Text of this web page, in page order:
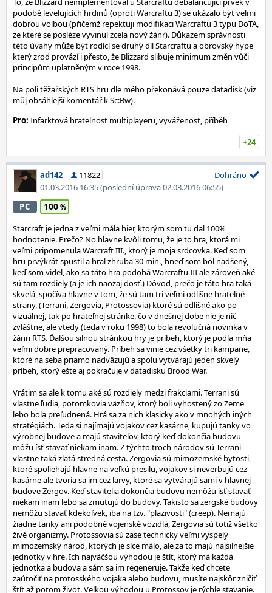
podobě levelujících hrdinů (oproti Warcraftu 3) se ukázalo být velmi
dobrou volbou (přičemž repektuji modifikaci Warcraftu 3 typu DoTA,
ze které se posléze vyvinul zcela nový žánr). Důkazem správnosti
této úvahy může být rodící se druhý díl Starcraftu a obrovský hype
který zrod provází i přesto, že Blizzard slibuje minimum změn vůči
principům uplatněným v roce 1998.
Na poli těžařských RTS hru dle mého překonává pouze datadisk (viz
můj obsáhlejší komentář k Sc:Bw).
Pro: Infarktová hratelnost multiplayeru, vyváženost, příběh
+24
ad142
11822
01.03.2016 16:35(poslední úprava 02.03.2016 06:55)
Dohráno
PC 100
Starcraft je jedna z veľmi mála hier, ktorým som tu dal 100%
hodnotenie. Prečo? No hlavne kvôli tomu, že je to hra, ktorá mi
veľmi pripomenula Warcraft III., ktorý je moja srdcovka. Keď som
hru prvýkrát spustil a hral zhruba 30 min., hneď som bol nadšený,
keď som videl, ako sa táto hra podobá Warcraftu III ale zároveň aké
sú tam rozdiely (a je ich naozaj dosť.) Dôvod, prečo je táto hra taká
skvelá, spočíva hlavne v tom, že sú tam tri veľmi odlišne hrateľné
strany, (Terrani, Zergovia, Protossovia) ktoré sú odlišné ako po
vizuálnej, tak po hrateľnej stránke, čo v dnešnej dobe nie je nič
zvláštne, ale vtedy (teda v roku 1998) to bola revolučná novinka v
žánri RTS. Ďalšou silnou stránkou hry je príbeh, ktorý je podľa mňa
veľmi dobre prepracovaný. Príbeh sa vinie cez všetky tri kampane,
ktoré na seba priamo nadväzujú a spolu vytvárajú jeden skvelý
príbeh, ktorý ešte aj pokračuje v datadisku Brood War.
Vrátim sa ale k tomu aké sú rozdiely medzi frakciami. Terrani sú
vlastne ľudia, potomkovia väzňov, ktorý boli vyhostený zo Zeme
lebo bola preľudnená. Hrá sa za nich klasicky ako v mnohých iných
stratégiách. Teda si najímajú vojakov cez kasárne, kupujú tanky vo
výrobnej budove a majú staviteľov, ktorý keď dokončia budovu
môžu ísť stavať niekam inam. Z týchto troch národov sú Terrani
vlastne taká zlatá stredná cesta. Zergovia sú mimozemské bytosti,
ktoré spoliehajú hlavne na veľkú presilu, vojakov si neverbujú cez
kasárne ale tvoria sa im cez larvy, ktoré sa vytvárajú sami v hlavnej
budove Zergov. Keď stavitelia dokončia budovu nemôžu ísť stavať
niekam inam lebo sa zmutujú do budovy. Takisto sa zergské budovy
nemôžu stavať kdekoľvek, iba na tzv. "plazivosti" (creep). Nemajú
žiadne tanky ani podobné vojenské vozidlá, Zergovia sú totiž všetko
živé organizmy. Protossovia sú zase technicky veľmi vyspelý
mimozemský národ, ktorých je síce málo, ale za to majú najsilnejšie
jednotky v hre. Ich najväčšou výhodou je štít, ktorý má každá
jednotka a budova a sám sa im regeneruje. Takže keď chcete
zaútočiť na protosského vojaka alebo budovu, musíte najskôr zničiť
štít až potom život. Veľkou výhodou u Protossov je rýchle stavanie.